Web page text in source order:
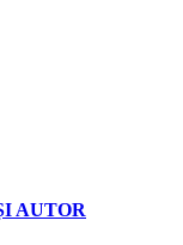
AUTOR